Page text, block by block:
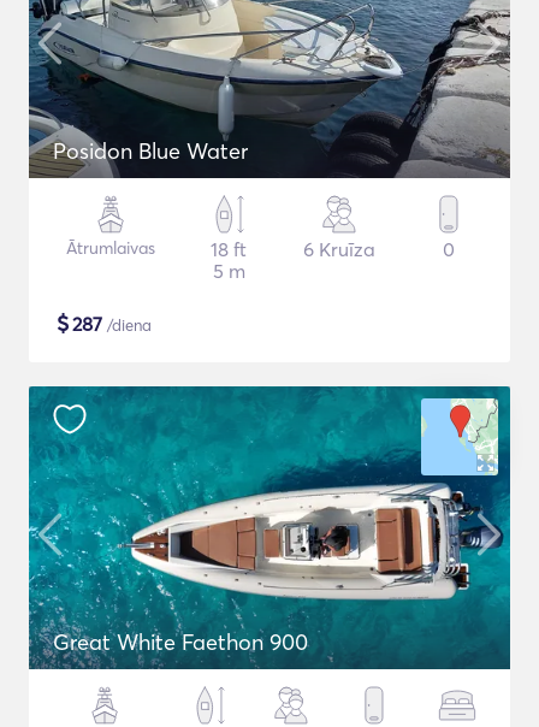
Posidon Blue Water
Ātrumlaivas
18 ft
5 m
6 Kruīza 0
$287 /diena
Great White Faethon 900